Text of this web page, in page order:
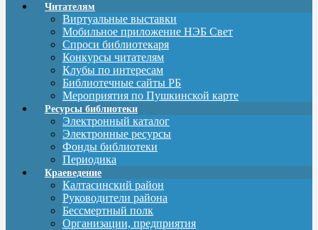
Читателям
Виртуальные выставки
Мобильное приложение НЭБ Свет
Спроси библиотекаря
Конкурсы читателям
Клубы по интересам
Библиотечные сайты РБ
Мероприятия по Пушкинской карте
Ресурсы библиотеки
Электронный каталог
Электронные ресурсы
Фонды библиотеки
Периодика
Краеведение
Калтасинский район
Руководители района
Бессмертный полк
Организации, предприятия